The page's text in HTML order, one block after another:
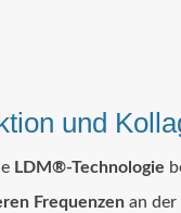
und
LDM®-Technologie
Frequenzen an